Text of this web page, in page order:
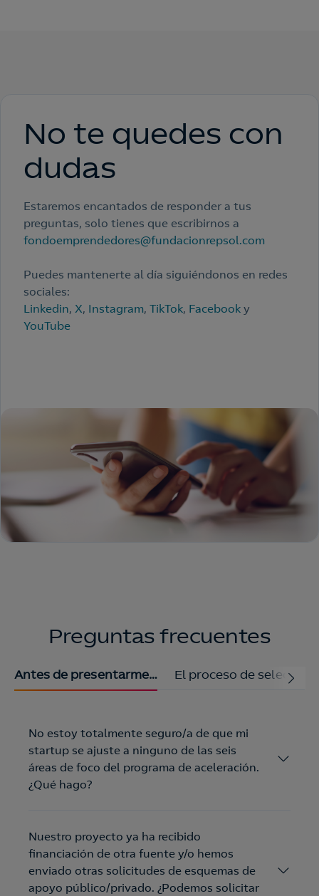
No te quedes con
dudas
Estaremos encantados de responder a tus
preguntas, solo tienes que escribirnos a
fondoemprendedores@fundacionrepsol.com
Puedes mantenerte al día siguiéndonos en redes
sociales:
Linkedin, X, Instagram, TikTok, Facebook y
YouTube
Preguntas frecuentes
Antes de presentarme… El proceso de selección
No estoy totalmente seguro/a de que mi
startup se ajuste a ninguno de las seis
áreas de foco del programa de aceleración.
¿Qué hago?
Nuestro proyecto ya ha recibido
financiación de otra fuente y/o hemos
enviado otras solicitudes de esquemas de
apoyo público/privado. ¿Podemos solicitar